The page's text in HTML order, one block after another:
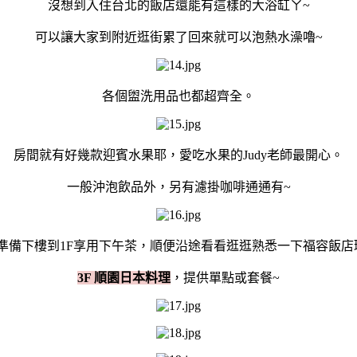
沒想到入住台北的飯店還能有這樣的大浴缸ㄚ~
可以讓大家到附近逛街累了回來就可以泡熱水澡嚕~
各個盥洗用品也都超齊全。
房間就有好幾款迎賓水果耶，愛吃水果的Judy老師最開心。
一般沖泡飲品外，另有濾掛咖啡通通有~
備下樓到1F享用下午茶 ，順便沿途看看逛逛熟悉一下福容飯店
3F 順園日本料理 ，提供單點或套餐~